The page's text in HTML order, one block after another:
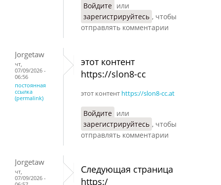
Войдите или
зарегистрируйтесь , чтобы
отправлять комментарии
Jorgetaw
чт,
07/09/2026 -
06:56
постоянная
ссылка
(permalink)
этот контент
https://slon8-cc
этот контент https://slon8-cc.at
Войдите или
зарегистрируйтесь , чтобы
отправлять комментарии
Jorgetaw
чт,
07/09/2026 -
Следующая страница
https:/